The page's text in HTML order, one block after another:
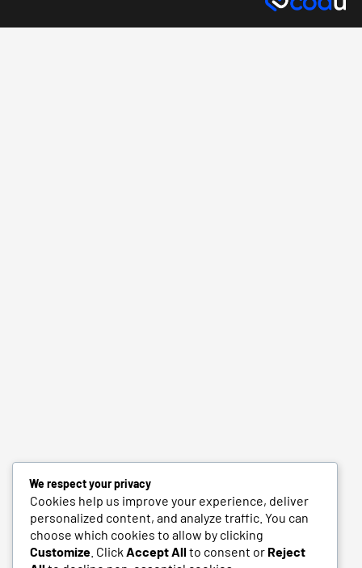
We respect your privacy
Cookies help us improve your experience, deliver
personalized content, and analyze traffic. You can
choose which cookies to allow by clicking
Customize . Click Accept Allto consent or Reject